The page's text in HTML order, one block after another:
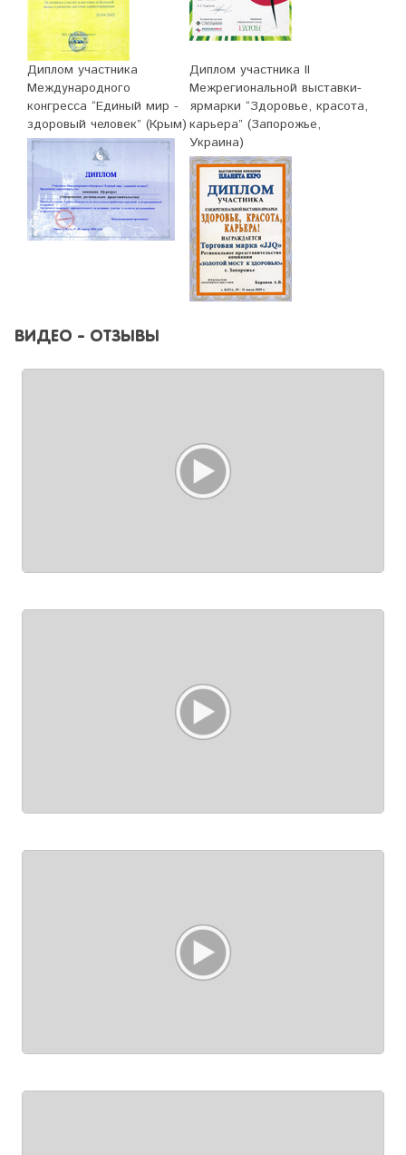
Диплом участника
Международного
конгресса “Единый мир -
здоровый человек” (Крым)
Диплом участника II
Межрегиональной выставки-
ярмарки “Здоровье, красота,
карьера” (Запорожье,
Украина)
ВИДЕО - ОТЗЫВЫ